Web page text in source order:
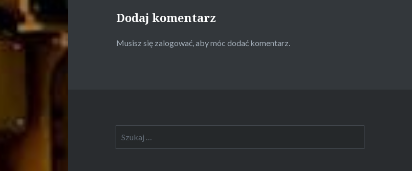
Dodaj komentarz
Musisz się zalogować, aby móc dodać komentarz.